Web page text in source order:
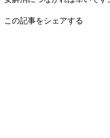
この記事をシェアする